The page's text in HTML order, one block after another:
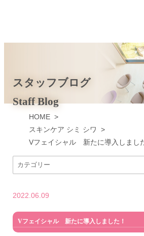
スタッフブログ
Staff Blog
HOME>
スキンケア シミ シワ
>
Vフェイシャル 新たに導入しまし
2022.06.09
Vフェイシャル 新たに導入しました！